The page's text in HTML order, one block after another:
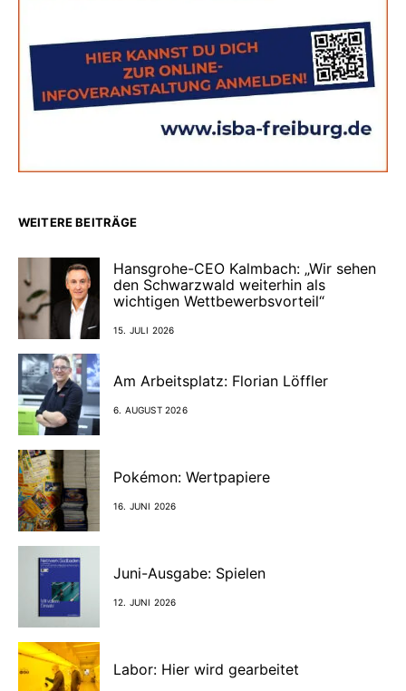
WEITERE BEITRÄGE
Hansgrohe-CEO Kalmbach: „Wir sehen
den Schwarzwald weiterhin als
wichtigen Wettbewerbsvorteil“
15. JULI 2026
Am Arbeitsplatz: Florian Löffler
6. AUGUST 2026
Pokémon: Wertpapiere
16. JUNI 2026
Juni-Ausgabe: Spielen
12. JUNI 2026
Labor: Hier wird gearbeitet